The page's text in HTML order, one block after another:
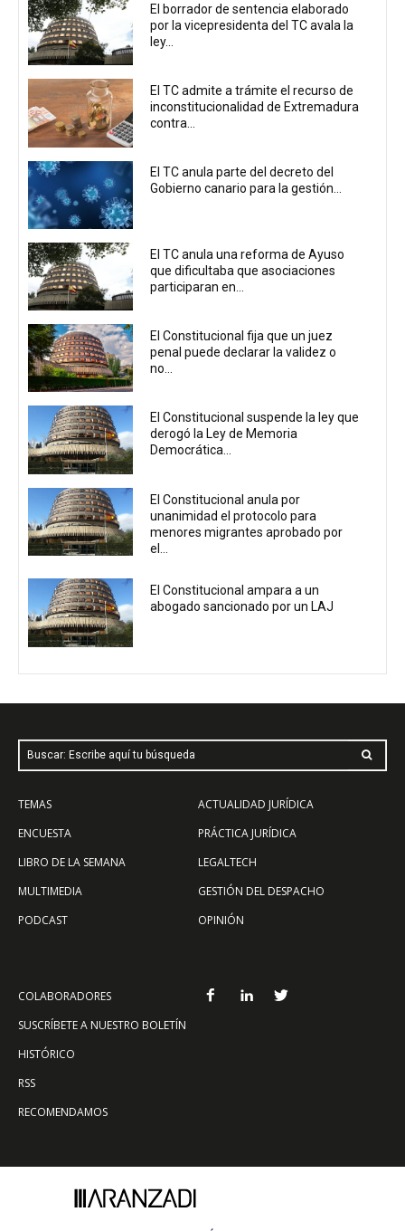
El borrador de sentencia elaborado
por la vicepresidenta del TC avala la
ley...
El TC admite a trámite el recurso de
inconstitucionalidad de Extremadura
contra...
El TC anula parte del decreto del
Gobierno canario para la gestión...
El TC anula una reforma de Ayuso
que dificultaba que asociaciones
participaran en...
El Constitucional fija que un juez
penal puede declarar la validez o
no...
El Constitucional suspende la ley que
derogó la Ley de Memoria
Democrática...
El Constitucional anula por
unanimidad el protocolo para
menores migrantes aprobado por
el...
El Constitucional ampara a un
abogado sancionado por un LAJ
Buscar: Escribe aquí tu búsqueda
TEMAS
ENCUESTA
LIBRO DE LA SEMANA
MULTIMEDIA
PODCAST
ACTUALIDAD JURÍDICA
PRÁCTICA JURÍDICA
LEGALTECH
GESTIÓN DEL DESPACHO
OPINIÓN
COLABORADORES
SUSCRÍBETE A NUESTRO BOLETÍN
HISTÓRICO
RSS
RECOMENDAMOS